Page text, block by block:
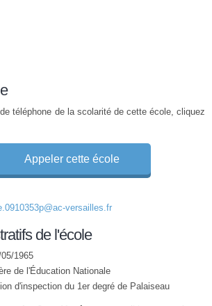
téléphone de la scolarité de cette école, cliquez
Appeler cette école
versailles.fr
de l'école
1965
de l'Éducation Nationale
d'inspection du 1er degré de Palaiseau